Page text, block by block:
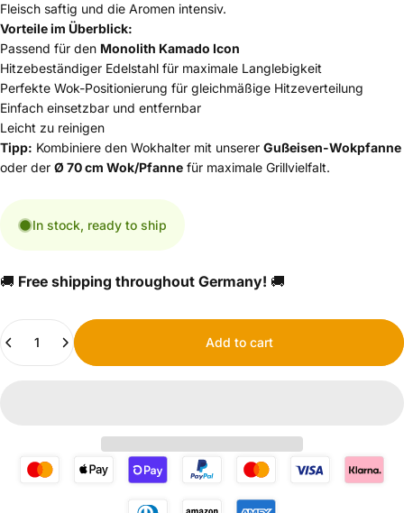
Fleisch saftig und die Aromen intensiv.
Vorteile im Überblick:
Passend für den Monolith Kamado Icon
Hitzebeständiger Edelstahl für maximale Langlebigkeit
Perfekte Wok-Positionierung für gleichmäßige Hitzeverteilung
Einfach einsetzbar und entfernbar
Leicht zu reinigen
Tipp: Kombiniere den Wokhalter mit unserer Gußeisen-Wokpfanne
oder der Ø 70 cm Wok/Pfanne für maximale Grillvielfalt.
In stock, ready to ship
🚚 Free shipping throughout Germany! 🚚
Quantity
Add to cart